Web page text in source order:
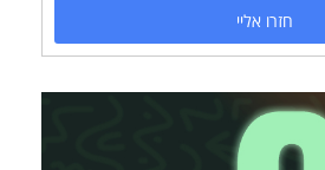
חזרו אליי